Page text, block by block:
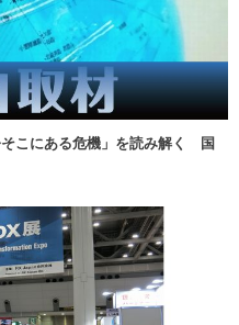
そこにある危機」を読み解く 国